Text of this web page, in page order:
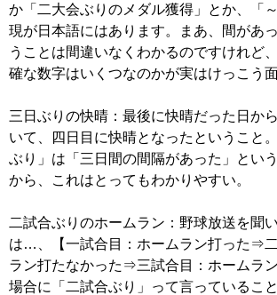
か「二大会ぶりのメダル獲得」とか、「
現が日本語にはあります。まあ、間があ
うことは間違いなくわかるのですけれど
確な数字はいくつなのかが実はけっこう面
三日ぶりの快晴：最後に快晴だった日か
いて、四日目に快晴となったということ
ぶり」は「三日間の間隔があった」とい
から、これはとってもわかりやすい。
二試合ぶりのホームラン：野球放送を聞
は…、【一試合目：ホームラン打った⇒
ラン打たなかった⇒三試合目：ホームラ
場合に「二試合ぶり」って言っているこ